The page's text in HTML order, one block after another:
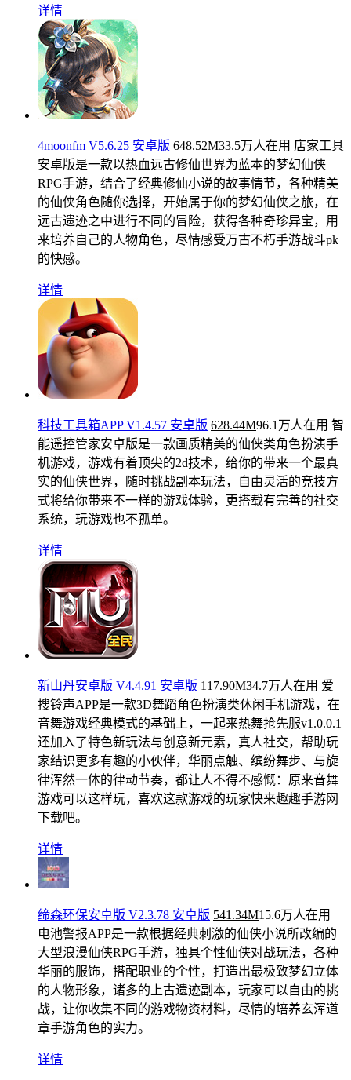
详情
4moonfm V5.6.25 安卓版 648.52M33.5万人在用 店家工具
安卓版是一款以热血远古修仙世界为蓝本的梦幻仙侠
RPG手游，结合了经典修仙小说的故事情节，各种精美
的仙侠角色随你选择，开始属于你的梦幻仙侠之旅，在
远古遗迹之中进行不同的冒险，获得各种奇珍异宝，用
来培养自己的人物角色，尽情感受万古不朽手游战斗pk
的快感。
详情
科技工具箱APP V1.4.57 安卓版 628.44M96.1万人在用 智
能遥控管家安卓版是一款画质精美的仙侠类角色扮演手
机游戏，游戏有着顶尖的2d技术，给你的带来一个最真
实的仙侠世界，随时挑战副本玩法，自由灵活的竞技方
式将给你带来不一样的游戏体验，更搭载有完善的社交
系统，玩游戏也不孤单。
详情
新山丹安卓版 V4.4.91 安卓版 117.90M34.7万人在用 爱
搜铃声APP是一款3D舞蹈角色扮演类休闲手机游戏，在
音舞游戏经典模式的基础上，一起来热舞抢先服v1.0.0.1
还加入了特色新玩法与创意新元素，真人社交，帮助玩
家结识更多有趣的小伙伴，华丽点触、缤纷舞步、与旋
律浑然一体的律动节奏，都让人不得不感慨：原来音舞
游戏可以这样玩，喜欢这款游戏的玩家快来趣趣手游网
下载吧。
详情
缔森环保安卓版 V2.3.78 安卓版 541.34M15.6万人在用
电池警报APP是一款根据经典刺激的仙侠小说所改编的
大型浪漫仙侠RPG手游，独具个性仙侠对战玩法，各种
华丽的服饰，搭配职业的个性，打造出最极致梦幻立体
的人物形象，诸多的上古遗迹副本，玩家可以自由的挑
战，让你收集不同的游戏物资材料，尽情的培养玄浑道
章手游角色的实力。
详情